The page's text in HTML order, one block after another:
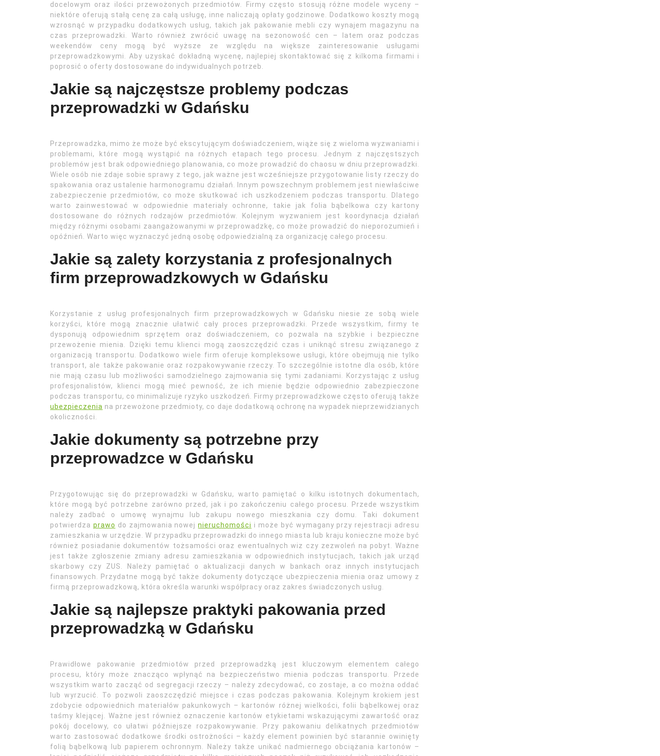
docelowym oraz ilości przewożonych przedmiotów. Firmy często stosują różne modele wyceny –
niektóre oferują stałą cenę za całą usługę, inne naliczają opłaty godzinowe. Dodatkowo koszty mogą
wzrosnąć w przypadku dodatkowych usług, takich jak pakowanie mebli czy wynajem magazynu na
czas przeprowadzki. Warto również zwrócić uwagę na sezonowość cen – latem oraz podczas
weekendów ceny mogą być wyższe ze względu na większe zainteresowanie usługami
przeprowadzkowymi. Aby uzyskać dokładną wycenę, najlepiej skontaktować się z kilkoma firmami i
poprosić o oferty dostosowane do indywidualnych potrzeb.
Jakie są najczęstsze problemy podczas
przeprowadzki w Gdańsku
Przeprowadzka, mimo że może być ekscytującym doświadczeniem, wiąże się z wieloma wyzwaniami i
problemami, które mogą wystąpić na różnych etapach tego procesu. Jednym z najczęstszych
problemów jest brak odpowiedniego planowania, co może prowadzić do chaosu w dniu przeprowadzki.
Wiele osób nie zdaje sobie sprawy z tego, jak ważne jest wcześniejsze przygotowanie listy rzeczy do
spakowania oraz ustalenie harmonogramu działań. Innym powszechnym problemem jest niewłaściwe
zabezpieczenie przedmiotów, co może skutkować ich uszkodzeniem podczas transportu. Dlatego
warto zainwestować w odpowiednie materiały ochronne, takie jak folia bąbelkowa czy kartony
dostosowane do różnych rodzajów przedmiotów. Kolejnym wyzwaniem jest koordynacja działań
między różnymi osobami zaangażowanymi w przeprowadzkę, co może prowadzić do nieporozumień i
opóźnień. Warto więc wyznaczyć jedną osobę odpowiedzialną za organizację całego procesu.
Jakie są zalety korzystania z profesjonalnych
firm przeprowadzkowych w Gdańsku
Korzystanie z usług profesjonalnych firm przeprowadzkowych w Gdańsku niesie ze sobą wiele
korzyści, które mogą znacznie ułatwić cały proces przeprowadzki. Przede wszystkim, firmy te
dysponują odpowiednim sprzętem oraz doświadczeniem, co pozwala na szybkie i bezpieczne
przewożenie mienia. Dzięki temu klienci mogą zaoszczędzić czas i uniknąć stresu związanego z
organizacją transportu. Dodatkowo wiele firm oferuje kompleksowe usługi, które obejmują nie tylko
transport, ale także pakowanie oraz rozpakowywanie rzeczy. To szczególnie istotne dla osób, które
nie mają czasu lub możliwości samodzielnego zajmowania się tymi zadaniami. Korzystając z usług
profesjonalistów, klienci mogą mieć pewność, że ich mienie będzie odpowiednio zabezpieczone
podczas transportu, co minimalizuje ryzyko uszkodzeń. Firmy przeprowadzkowe często oferują także
ubezpieczenia na przewożone przedmioty, co daje dodatkową ochronę na wypadek nieprzewidzianych
okoliczności.
Jakie dokumenty są potrzebne przy
przeprowadzce w Gdańsku
Przygotowując się do przeprowadzki w Gdańsku, warto pamiętać o kilku istotnych dokumentach,
które mogą być potrzebne zarówno przed, jak i po zakończeniu całego procesu. Przede wszystkim
należy zadbać o umowę wynajmu lub zakupu nowego mieszkania czy domu. Taki dokument
potwierdza prawo do zajmowania nowejnieruchomości i może być wymagany przy rejestracji adresu
zamieszkania w urzędzie. W przypadku przeprowadzki do innego miasta lub kraju konieczne może być
również posiadanie dokumentów tożsamości oraz ewentualnych wiz czy zezwoleń na pobyt. Ważne
jest także zgłoszenie zmiany adresu zamieszkania w odpowiednich instytucjach, takich jak urząd
skarbowy czy ZUS. Należy pamiętać o aktualizacji danych w bankach oraz innych instytucjach
finansowych. Przydatne mogą być także dokumenty dotyczące ubezpieczenia mienia oraz umowy z
firmą przeprowadzkową, która określa warunki współpracy oraz zakres świadczonych usług.
Jakie są najlepsze praktyki pakowania przed
przeprowadzką w Gdańsku
Prawidłowe pakowanie przedmiotów przed przeprowadzką jest kluczowym elementem całego
procesu, który może znacząco wpłynąć na bezpieczeństwo mienia podczas transportu. Przede
wszystkim warto zacząć od segregacji rzeczy – należy zdecydować, co zostaje, a co można oddać
lub wyrzucić. To pozwoli zaoszczędzić miejsce i czas podczas pakowania. Kolejnym krokiem jest
zdobycie odpowiednich materiałów pakunkowych – kartonów różnej wielkości, folii bąbelkowej oraz
taśmy klejącej. Ważne jest również oznaczenie kartonów etykietami wskazującymi zawartość oraz
pokój docelowy, co ułatwi późniejsze rozpakowywanie. Przy pakowaniu delikatnych przedmiotów
warto zastosować dodatkowe środki ostrożności – każdy element powinien być starannie owinięty
folią bąbelkową lub papierem ochronnym. Należy także unikać nadmiernego obciążania kartonów –